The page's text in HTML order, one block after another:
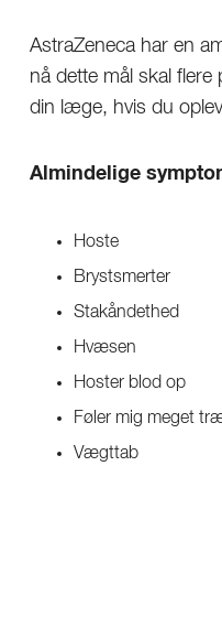
AstraZeneca har en
nå dette mål skal
din læge, hvis du
Almindelige
Hoste
Brystsmerter
Stakåndethed
Hvæsen
Hoster blod op
Føler mig meget
Vægttab